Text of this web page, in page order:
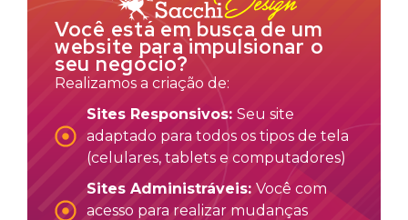
Você está em busca de um
website para impulsionar o
seu negócio?
Realizamos a criação de:
Sites Responsivos: Seu site
adaptado para todos os tipos de tela
(celulares, tablets e computadores)
Sites Administráveis: Você com
acesso para realizar mudanças